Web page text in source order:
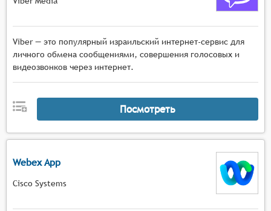
Viber — это популярный израильский интернет-сервис для
личного обмена сообщениями, совершения голосовых и
видеозвонков через интернет.
Посмотреть
Webex App
Cisco Systems